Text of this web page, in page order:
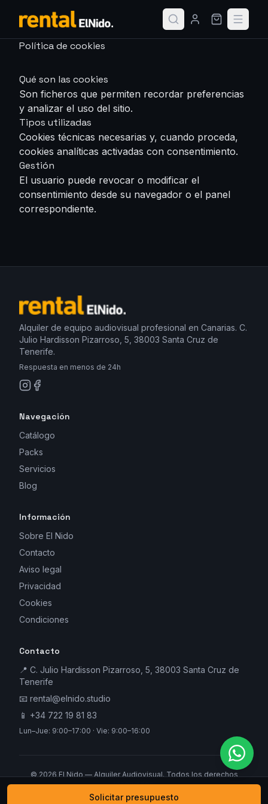
Política de cookies
Qué son las cookies
Son ficheros que permiten recordar preferencias
y analizar el uso del sitio.
Tipos utilizadas
Cookies técnicas necesarias y, cuando proceda,
cookies analíticas activadas con consentimiento.
Gestión
El usuario puede revocar o modificar el
consentimiento desde su navegador o el panel
correspondiente.
Alquiler de equipo audiovisual profesional en Canarias. C.
Julio Hardisson Pizarroso, 5, 38003 Santa Cruz de
Tenerife.
Respuesta en menos de 24h
Navegación
Catálogo
Packs
Servicios
Blog
Información
Sobre El Nido
Contacto
Aviso legal
Privacidad
Cookies
Condiciones
Contacto
📍 C. Julio Hardisson Pizarroso, 5, 38003 Santa Cruz de
Tenerife
📧 rental@elnido.studio
📱 +34 722 19 81 83
Lun–Jue: 9:00–17:00 · Vie: 9:00–16:00
© 2026 El Nido — Alquiler Audiovisual. Todos los derechos
reservados.
Solicitar presupuesto